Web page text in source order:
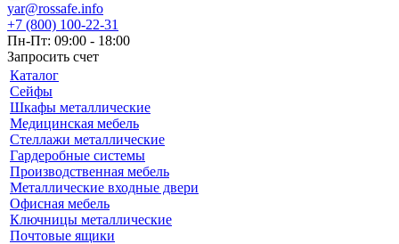
yar@rossafe.info
+7 (800) 100-22-31
Пн-Пт: 09:00 - 18:00
Запросить счет
Каталог
Сейфы
Шкафы металлические
Медицинская мебель
Стеллажи металлические
Гардеробные системы
Производственная мебель
Металлические входные двери
Офисная мебель
Ключницы металлические
Почтовые ящики